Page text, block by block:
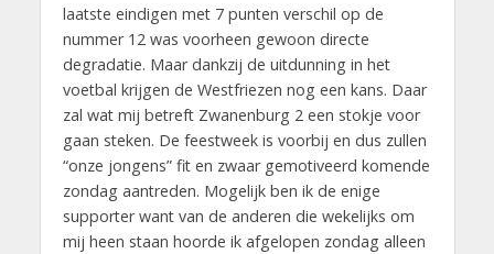
laatste eindigen met 7 punten verschil op de
nummer 12 was voorheen gewoon directe
degradatie. Maar dankzij de uitdunning in het
voetbal krijgen de Westfriezen nog een kans. Daar
zal wat mij betreft Zwanenburg 2 een stokje voor
gaan steken. De feestweek is voorbij en dus zullen
“onze jongens” fit en zwaar gemotiveerd komende
zondag aantreden. Mogelijk ben ik de enige
supporter want van de anderen die wekelijks om
mij heen staan hoorde ik afgelopen zondag alleen